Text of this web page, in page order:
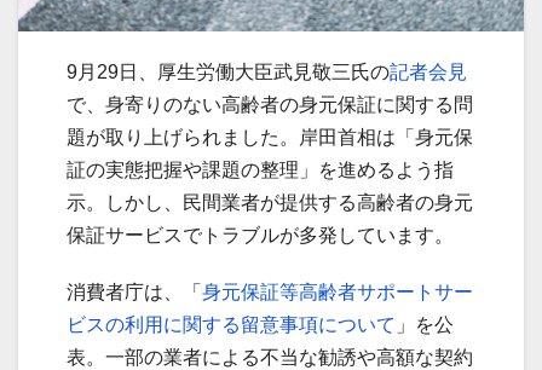
9月29日、厚生労働大臣武見敬三氏の記者会見
で、身寄りのない高齢者の身元保証に関する問
題が取り上げられました。岸田首相は「身元保
証の実態把握や課題の整理」を進めるよう指
示。しかし、民間業者が提供する高齢者の身元
保証サービスでトラブルが多発しています。
消費者庁は、「 身元保証等高齢者サポートサー
ビスの利用に関する留意事項について 」を公
表。一部の業者による不当な勧誘や高額な契約